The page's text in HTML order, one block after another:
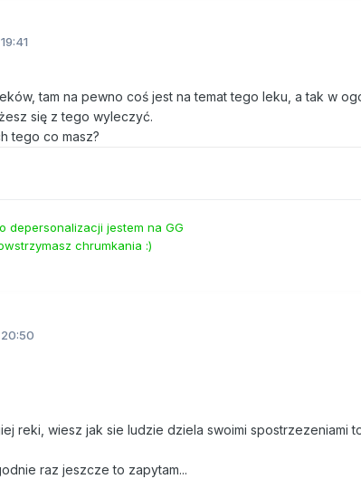
tam na pewno coś jest na temat tego leku, a tak w
się z tego wyleczyć.
tego co masz?
depersonalizacji jestem na GG
chrumkania :)
reki, wiesz jak sie ludzie dziela swoimi spostrzezeniami
raz jeszcze to zapytam...